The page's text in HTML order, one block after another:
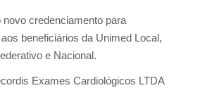
novo credenciamento para
beneficiários da Unimed Local,
e Nacional.
Exames Cardiológicos LTDA